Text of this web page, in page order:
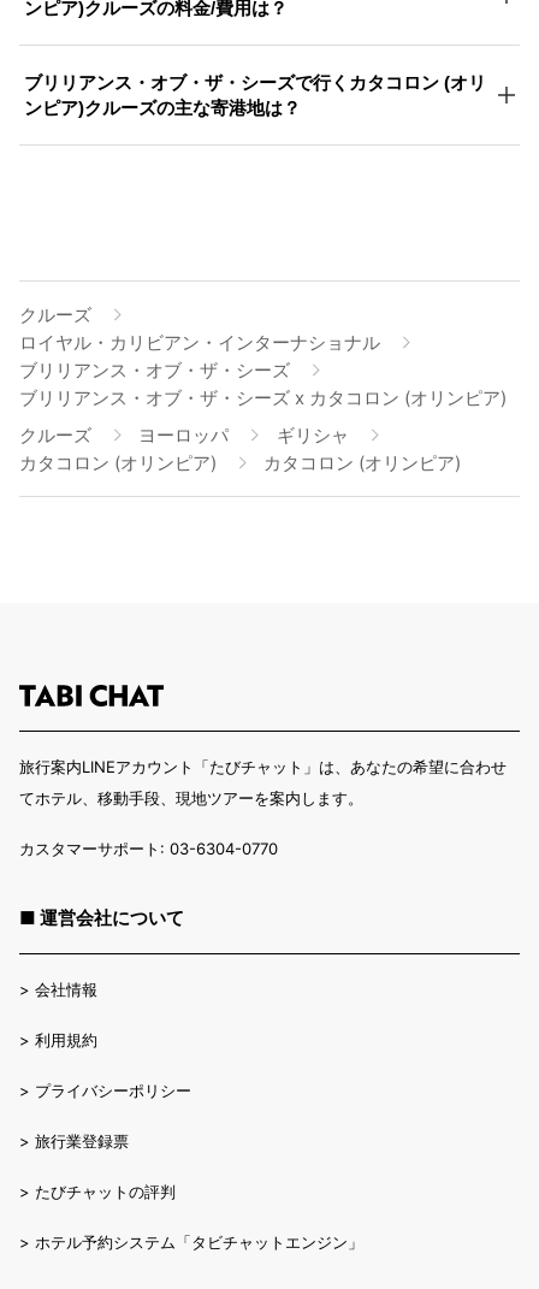
ンピア)クルーズの料金/費用は？
ブリリアンス・オブ・ザ・シーズで行くカタコロン (オリ
ンピア)クルーズの主な寄港地は？
クルーズ
ロイヤル・カリビアン・インターナショナル
ブリリアンス・オブ・ザ・シーズ
ブリリアンス・オブ・ザ・シーズ x カタコロン (オリンピア)
クルーズ
ヨーロッパ
ギリシャ
カタコロン (オリンピア)
カタコロン (オリンピア)
旅行案内LINEアカウント「たびチャット」は、あなたの希望に合わせ
てホテル、移動手段、現地ツアーを案内します。
カスタマーサポート: 03-6304-0770
■ 運営会社について
> 会社情報
> 利用規約
> プライバシーポリシー
> 旅行業登録票
> たびチャットの評判
> ホテル予約システム「タビチャットエンジン」